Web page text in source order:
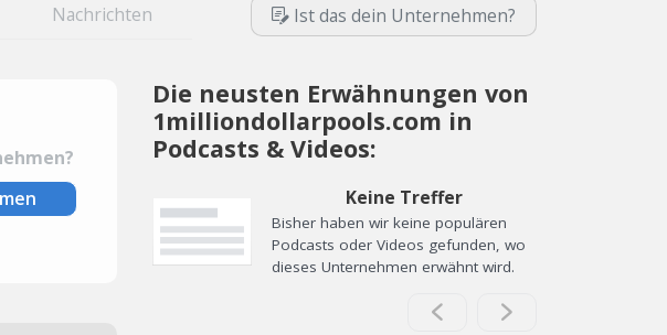
Nachrichten Ist das dein Unternehmen?
Die neusten Erwähnungen von
1milliondollarpools.com in
Podcasts & Videos:
Keine Treffer
Bisher haben wir keine populären
Podcasts oder Videos gefunden, wo
dieses Unternehmen erwähnt wird.